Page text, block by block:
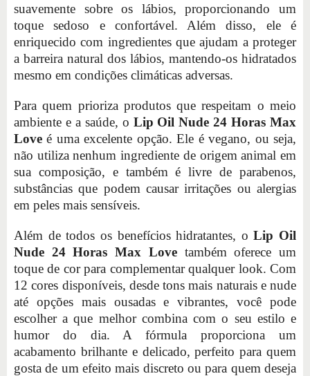
suavemente sobre os lábios, proporcionando um
toque sedoso e confortável. Além disso, ele é
enriquecido com ingredientes que ajudam a proteger
a barreira natural dos lábios, mantendo-os hidratados
mesmo em condições climáticas adversas.
Para quem prioriza produtos que respeitam o meio
ambiente e a saúde, o Lip Oil Nude 24 Horas Max
Loveé uma excelente opção. Ele é vegano, ou seja,
não utiliza nenhum ingrediente de origem animal em
sua composição, e também é livre de parabenos,
substâncias que podem causar irritações ou alergias
em peles mais sensíveis.
Além de todos os benefícios hidratantes, oLip Oil
Nude 24 Horas Max Lovetambém oferece um
toque de cor para complementar qualquer look. Com
12 cores disponíveis, desde tons mais naturais e nude
até opções mais ousadas e vibrantes, você pode
escolher a que melhor combina com o seu estilo e
humor do dia. A fórmula proporciona um
acabamento brilhante e delicado, perfeito para quem
gosta de um efeito mais discreto ou para quem deseja